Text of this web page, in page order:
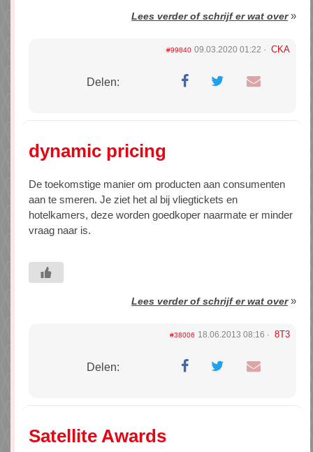
Lees verder of schrijf er wat over»
#99840 09.03.2020 01:22 CKA
Delen:
dynamic pricing
De toekomstige manier om producten aan consumenten
aan te smeren. Je ziet het al bij vliegtickets en
hotelkamers, deze worden goedkoper naarmate er minder
vraag naar is.
Lees verder of schrijf er wat over»
#38006 18.06.2013 08:16 8T3
Delen:
Satellite Awards